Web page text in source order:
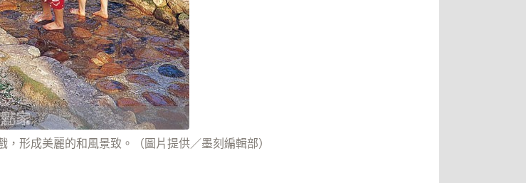
形成美麗的和風景致。（圖片提供／墨刻編輯部）